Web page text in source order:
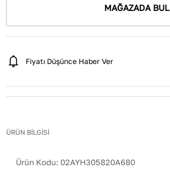
MAĞAZADA BUL
Fiyatı Düşünce Haber Ver
ÜRÜN BİLGİSİ
Ürün Kodu: 02AYH305820A680